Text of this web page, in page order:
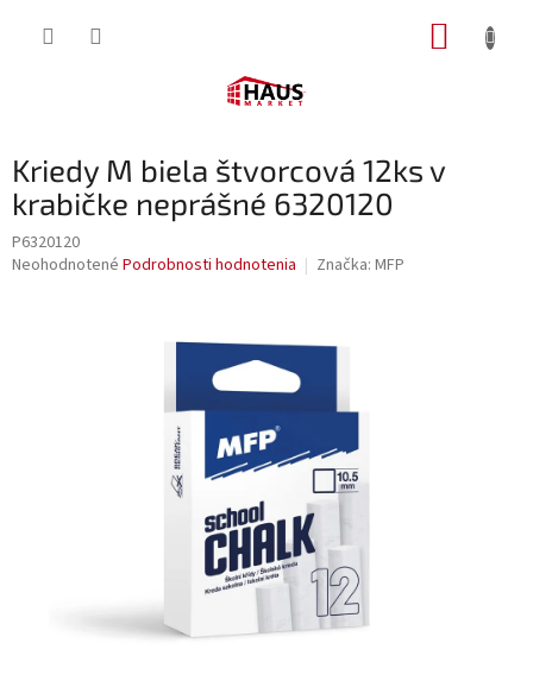
Kriedy M biela štvorcová 12ks v
krabičke neprášné 6320120
P6320120
Priemerné
Neohodnotené Podrobnosti hodnotenia Značka: MFP